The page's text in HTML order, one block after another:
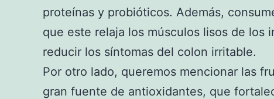
proteínas y probióticos. Además,
que este relaja los músculos lisos de los
reducir los síntomas del colon irritable.
Por otro lado, queremos mencionar las
gran fuente de antioxidantes, que